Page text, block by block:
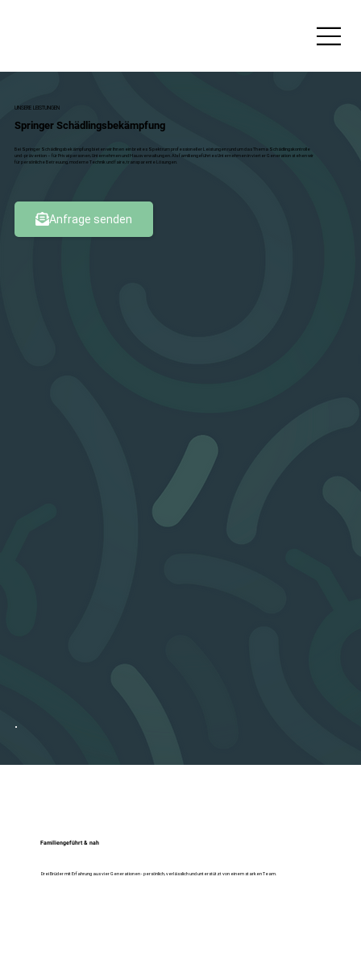
UNSERE LEISTUNGEN
Springer Schädlingsbekämpfung
Bei Springer Schädlingsbekämpfung bieten wir Ihnen ein breites Spektrum professioneller Leistungen rund um das Thema Schädlingskontrolle
und -prävention – für Privatpersonen, Unternehmen und Hausverwaltungen. Als familiengeführtes Unternehmen in vierter Generation stehen wir
für persönliche Betreuung, moderne Technik und faire, transparente Lösungen.
Anfrage senden
Familiengeführt & nah
Drei Brüder mit Erfahrung aus vier Generationen - persönlich, verlässlich und unterstützt von einem starken Team.